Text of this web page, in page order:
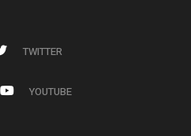
TWITTER
YOUTUBE